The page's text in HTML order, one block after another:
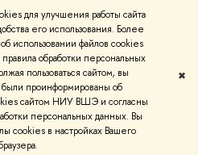
для улучшения работы сайта
его использования. Более
использовании файлов cookies
обработки персональных
пользоваться сайтом, вы
проинформированы об
сайтом НИУ ВШЭ и согласны
персональных данных. Вы
cookies в настройках Вашего
✖
здоровья
и контакты Условия использования
Карта сайта
вШколе дизайна НИУ ВШЭ